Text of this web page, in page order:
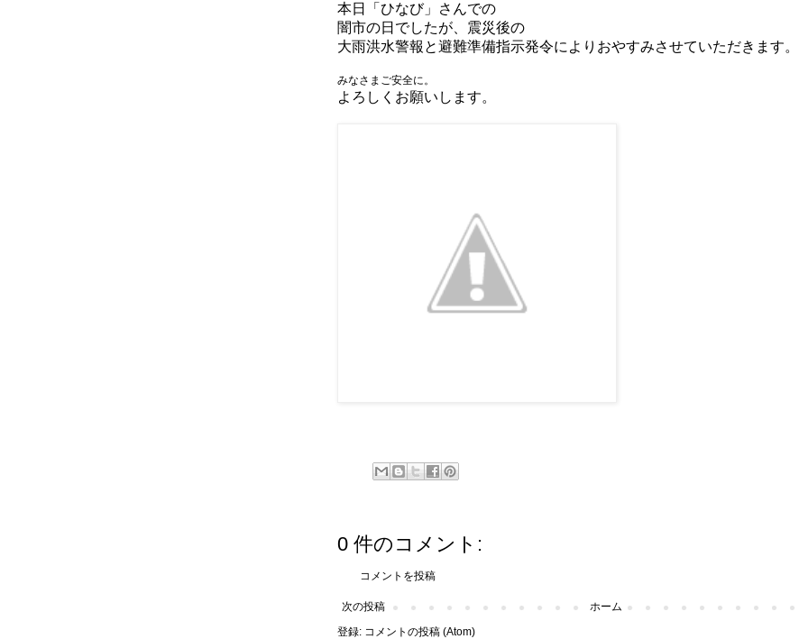
本日「ひなび」さんでの
闇市の日でしたが、震災後の
大雨洪水警報と避難準備指示発令によりおやすみさせていただきます。
みなさまご安全に。
よろしくお願いします。
0 件のコメント:
コメントを投稿
次の投稿
ホーム
登録: コメントの投稿 (Atom)